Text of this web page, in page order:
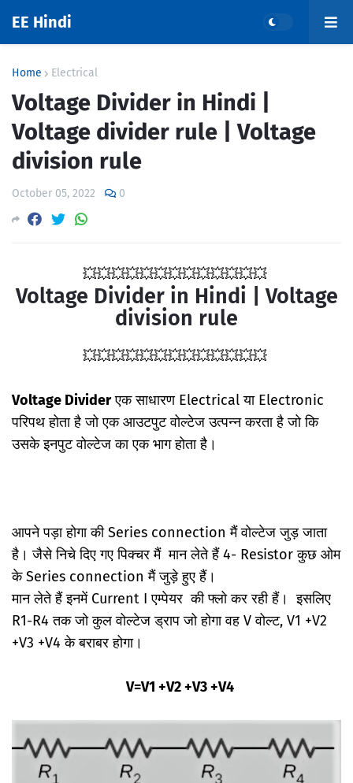
EE Hindi
Home Electrical
Voltage Divider in Hindi |
Voltage divider rule | Voltage
division rule
October 05, 2022 0
💥💥💥💥💥💥💥💥💥💥💥💥💥
Voltage Divider in Hindi | Voltage
division rule
💥💥💥💥💥💥💥💥💥💥💥💥💥
Voltage Dividerएक साधारण Electrical या Electronic
परिपथ होता है जो एक आउटपुट वोल्टेज उत्पन्न करता है जो कि
उसके इनपुट वोल्टेज का एक भाग होता है।
आपने पड़ा होगा की Series connection मैं वोल्टेज जुड़ जाता
है। जैसे निचे दिए गए पिक्चर मैं मान लेते हैं 4- Resistor कुछ ओम
के Series connection मैं जुड़े हुए हैं।
मान लेते हैं इनमें Current I एम्पेयर की फ्लो कर रही हैं। इसलिए
R1-R4 तक जो कुल वोल्टेज ड्राप जो होगा वह V वोल्ट, V1 +V2
+V3 +V4 के बराबर होगा।
V=V1 +V2 +V3 +V4